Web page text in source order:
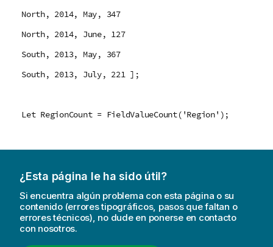
North, 2014, May, 347
North, 2014, June, 127
South, 2013, May, 367
South, 2013, July, 221 ];
Let RegionCount = FieldValueCount('Region');
¿Esta página le ha sido útil?
Si encuentra algún problema con esta página o su
contenido (errores tipográficos, pasos que faltan o
errores técnicos), no dude en ponerse en contacto
con nosotros.